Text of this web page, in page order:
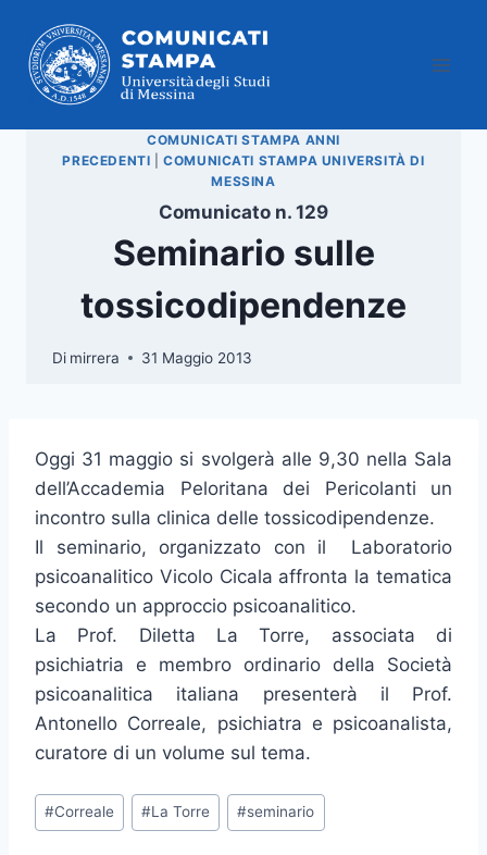
contenuto
COMUNICATI STAMPA ANNI
PRECEDENTI |COMUNICATI STAMPA UNIVERSITÀ DI
MESSINA
Comunicato n. 129
Seminario sulle
tossicodipendenze
Di mirrera 31 Maggio 2013
Oggi 31 maggio si svolgerà alle 9,30 nella Sala
dell’Accademia Peloritana dei Pericolanti un
incontro sulla clinica delle tossicodipendenze.
Il seminario, organizzato con il Laboratorio
psicoanalitico Vicolo Cicala affronta la tematica
secondo un approccio psicoanalitico.
La Prof. Diletta La Torre, associata di
psichiatria e membro ordinario della Società
psicoanalitica italiana presenterà il Prof.
Antonello Correale, psichiatra e psicoanalista,
curatore di un volume sul tema.
Tag
articolo:
#Correale #La Torre #seminario